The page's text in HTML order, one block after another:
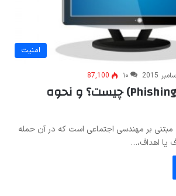
امنیت
۱۰ 87,100
حمله فیشینگ (Phishing) چیست؟ و نحوه
بر مهندسی اجتماعی است که در آن حمله
یا اهداف،…